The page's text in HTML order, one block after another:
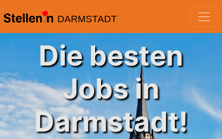
DARMSTADT
Die besten
Jobs in
Darmstadt!